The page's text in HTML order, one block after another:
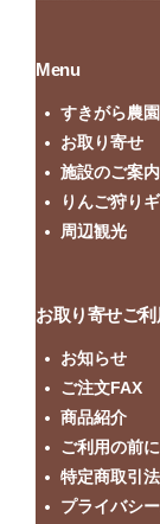
Menu
すきがら農
お取り寄せ
施設のご案内
りんご狩り
周辺観光
お取り寄せご
お知らせ
ご注文FAX
商品紹介
ご利用の前
特定商取引
プライバシ